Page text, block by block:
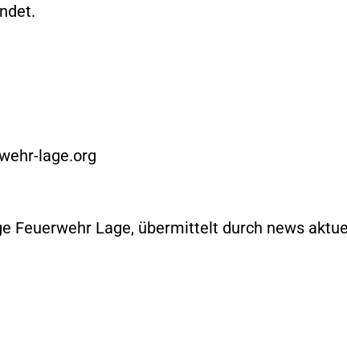
lage.org
Feuerwehr Lage, übermittelt durch news